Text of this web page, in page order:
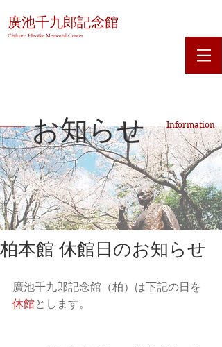
廣池千九郎記念館
Chikuro Hiroike Memorial Center
Information
お知らせ
柏本館 休館日のお知らせ
廣池千九郎記念館（柏）は下記の日を
休館とします。